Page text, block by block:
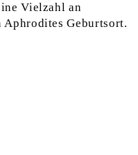
Vielzahl an
Geburtsort.